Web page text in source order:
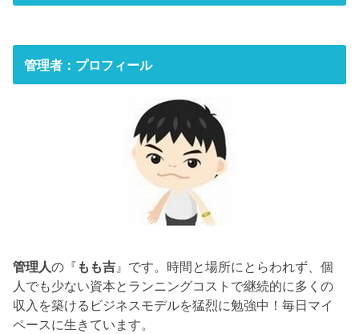
管理者：プロフィール
管理人の『 もも吉 』です。時間と場所にとらわれず、個
人でも少ない資本とランニングコストで継続的に多くの
収入を築けるビジネスモデルを猛烈に勉強中！毎日マイ
ペースに生きています。